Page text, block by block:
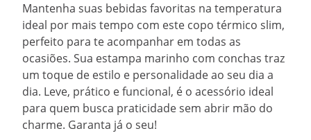
Mantenha suas bebidas favoritas na temperatura
ideal por mais tempo com este copo térmico slim,
perfeito para te acompanhar em todas as
ocasiões. Sua estampa marinho com conchas traz
um toque de estilo e personalidade ao seu dia a
dia. Leve, prático e funcional, é o acessório ideal
para quem busca praticidade sem abrir mão do
charme. Garanta já o seu!